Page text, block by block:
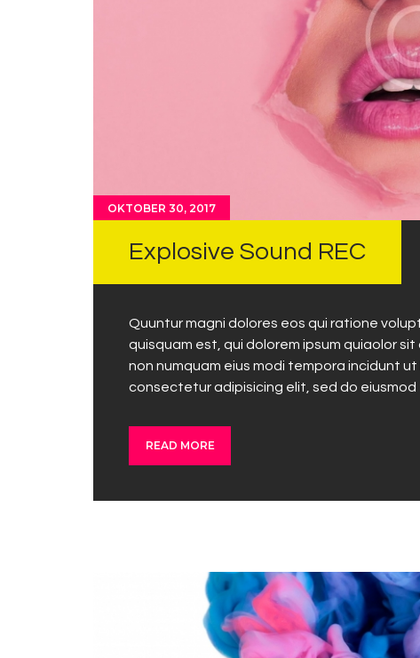
OKTOBER 30, 2017
Explosive Sound REC
Quuntur magni dolores eos qui ratione
quisquam est, qui dolorem ipsum quiaolor
non numquam eius modi tempora incidunt
consectetur adipisicing elit, sed do
READ MORE